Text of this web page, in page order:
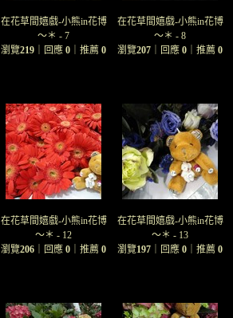
在花草間嬉戲-小熊in花博
～＊ - 7
瀏覽219 ｜回應 0 ｜推薦 0
在花草間嬉戲-小熊in花博
～＊ - 8
瀏覽207 ｜回應 0 ｜推薦 0
在花草間嬉戲-小熊in花博
～＊ - 12
瀏覽206 ｜回應 0 ｜推薦 0
在花草間嬉戲-小熊in花博
～＊ - 13
瀏覽197 ｜回應 0 ｜推薦 0